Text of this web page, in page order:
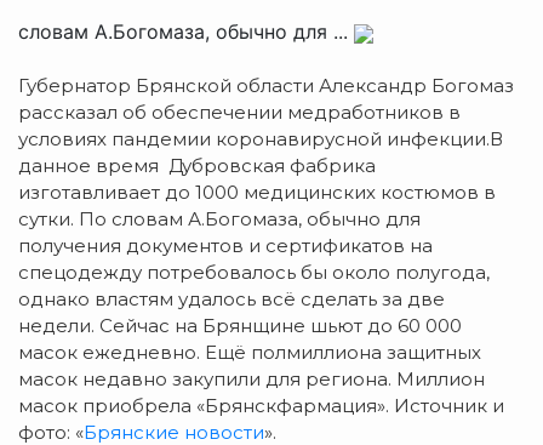
словам А.Богомаза, обычно для ...
Губернатор Брянской области Александр Богомаз
рассказал об обеспечении медработников в
условиях пандемии коронавирусной инфекции.В
данное время Дубровская фабрика
изготавливает до 1000 медицинских костюмов в
сутки. По словам А.Богомаза, обычно для
получения документов и сертификатов на
спецодежду потребовалось бы около полугода,
однако властям удалось всё сделать за две
недели. Сейчас на Брянщине шьют до 60 000
масок ежедневно. Ещё полмиллиона защитных
масок недавно закупили для региона. Миллион
масок приобрела «Брянскфармация». Источник и
фото: «Брянские новости».